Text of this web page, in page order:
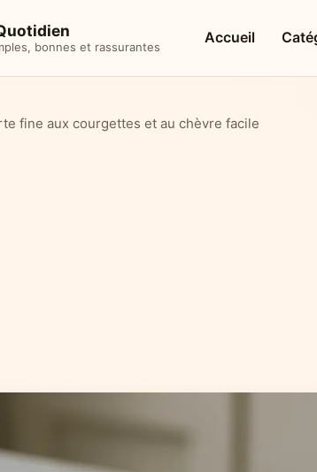
bonnes et rassurantes
Accueil
fine aux courgettes et au chèvre facile